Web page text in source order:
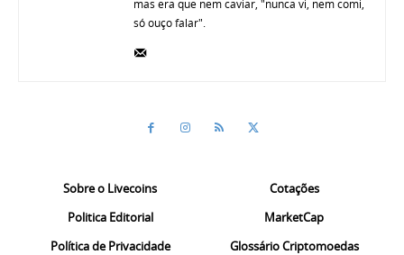
mas era que nem caviar, "nunca vi, nem comi,
só ouço falar".
Sobre o Livecoins
Politica Editorial
Política de Privacidade
Cotações
MarketCap
Glossário Criptomoedas